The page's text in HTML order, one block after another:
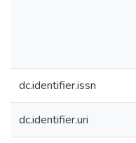
dc.identifier.issn
dc.identifier.uri